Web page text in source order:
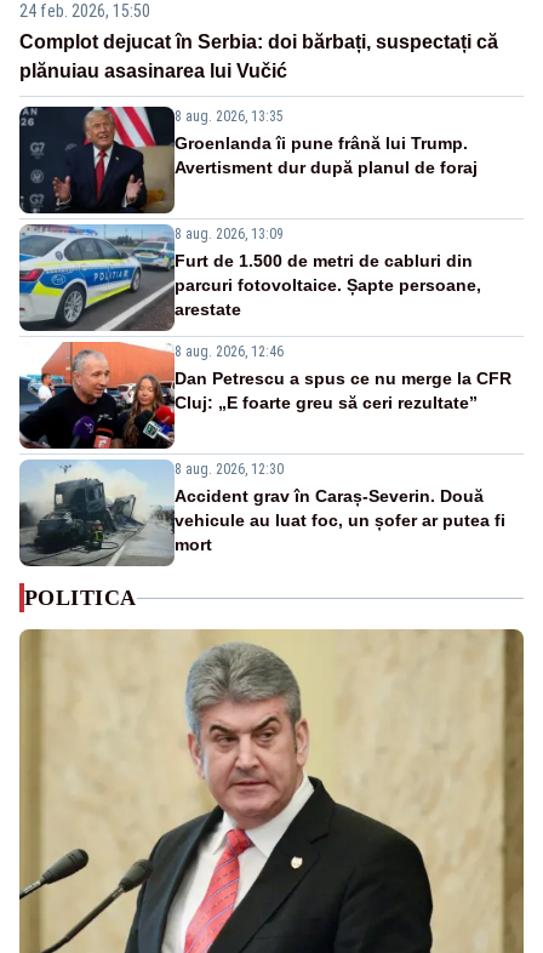
24 feb. 2026, 15:50
Complot dejucat în Serbia: doi bărbați, suspectați că
plănuiau asasinarea lui Vučić
8 aug. 2026, 13:35
Groenlanda îi pune frână lui Trump.
Avertisment dur după planul de foraj
8 aug. 2026, 13:09
Furt de 1.500 de metri de cabluri din
parcuri fotovoltaice. Șapte persoane,
arestate
8 aug. 2026, 12:46
Dan Petrescu a spus ce nu merge la CFR
Cluj: „E foarte greu să ceri rezultate”
8 aug. 2026, 12:30
Accident grav în Caraș-Severin. Două
vehicule au luat foc, un șofer ar putea fi
mort
POLITICA